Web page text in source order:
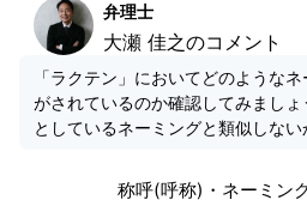
弁理士
大瀬 佳之のコメント
「ラクテン」においてどのような
がされているのか確認してみまし
としているネーミングと類似しない
称呼(呼称)・ネーミン